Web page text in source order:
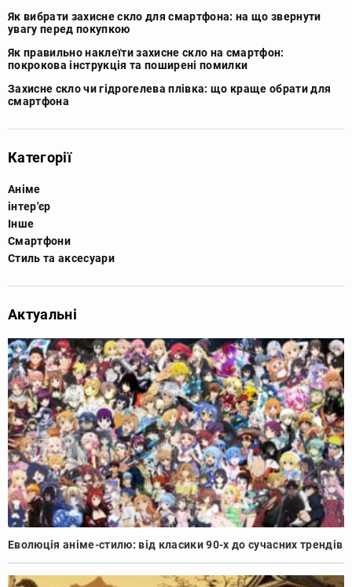
Як вибрати захисне скло для смартфона: на що звернути
увагу перед покупкою
Як правильно наклеїти захисне скло на смартфон:
покрокова інструкція та поширені помилки
Захисне скло чи гідрогелева плівка: що краще обрати для
смартфона
Категорії
Аніме
інтер'єр
Інше
Смартфони
Стиль та аксесуари
Актуальні
Еволюція аніме-стилю: від класики 90-х до сучасних трендів